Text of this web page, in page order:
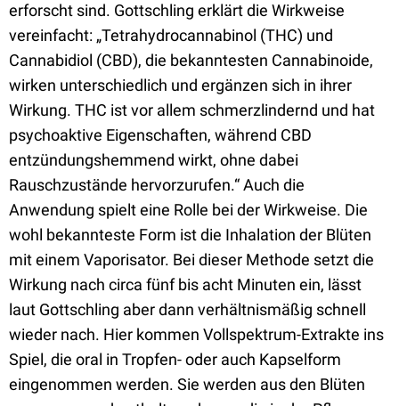
erforscht sind. Gottschling erklärt die Wirkweise
vereinfacht: „Tetrahydrocannabinol (THC) und
Cannabidiol (CBD), die bekanntesten Cannabinoide,
wirken unterschiedlich und ergänzen sich in ihrer
Wirkung. THC ist vor allem schmerzlindernd und hat
psychoaktive Eigenschaften, während CBD
entzündungshemmend wirkt, ohne dabei
Rauschzustände hervorzurufen.“ Auch die
Anwendung spielt eine Rolle bei der Wirkweise. Die
wohl bekannteste Form ist die Inhalation der Blüten
mit einem Vaporisator. Bei dieser Methode setzt die
Wirkung nach circa fünf bis acht Minuten ein, lässt
laut Gottschling aber dann verhältnismäßig schnell
wieder nach. Hier kommen Vollspektrum-Extrakte ins
Spiel, die oral in Tropfen- oder auch Kapselform
eingenommen werden. Sie werden aus den Blüten